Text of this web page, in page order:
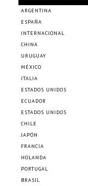
ARGENTINA
ESPAÑA
INTERNACIONAL
CHINA
URUGUAY
MÉXICO
ITALIA
ESTADOS UNIDOS
ECUADOR
ESTADOS UNIDOS
CHILE
JAPÓN
FRANCIA
HOLANDA
PORTUGAL
BRASIL